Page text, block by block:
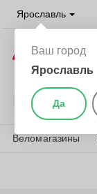
Ярославль
Ваш город
Ярославль
Да
Веломагазины